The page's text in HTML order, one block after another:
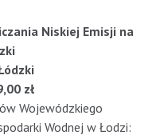
Niskiej Emisji na
zł
Wojewódzkiego
Wodnej w Łodzi: